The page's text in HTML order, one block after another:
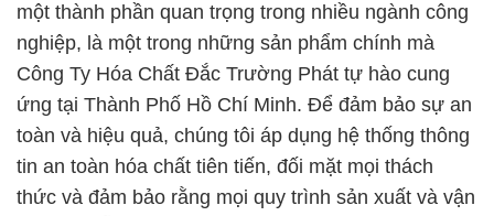
một thành phần quan trọng trong nhiều ngành công
nghiệp, là một trong những sản phẩm chính mà
Công Ty Hóa Chất Đắc Trường Phát tự hào cung
ứng tại Thành Phố Hồ Chí Minh. Để đảm bảo sự an
toàn và hiệu quả, chúng tôi áp dụng hệ thống thông
tin an toàn hóa chất tiên tiến, đối mặt mọi thách
thức và đảm bảo rằng mọi quy trình sản xuất và vận